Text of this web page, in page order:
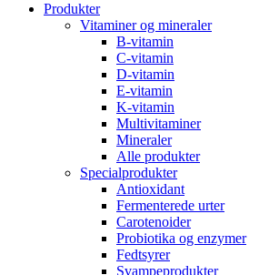
Produkter
Vitaminer og mineraler
B-vitamin
C-vitamin
D-vitamin
E-vitamin
K-vitamin
Multivitaminer
Mineraler
Alle produkter
Specialprodukter
Antioxidant
Fermenterede urter
Carotenoider
Probiotika og enzymer
Fedtsyrer
Svampeprodukter